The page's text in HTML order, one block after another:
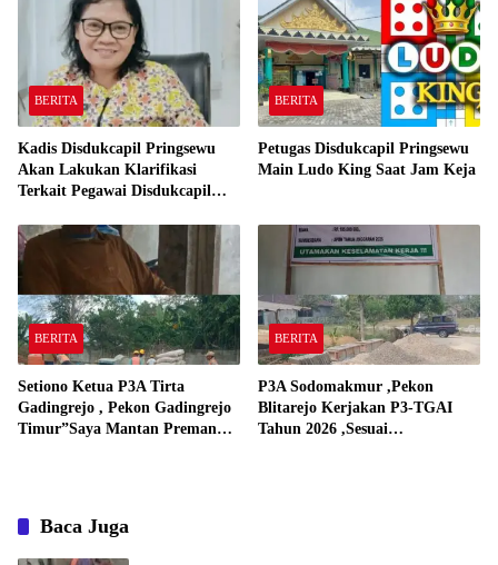
BERITA
Kadis Disdukcapil Pringsewu
Akan Lakukan Klarifikasi
Terkait Pegawai Disdukcapil
Kerja
BERITA
Petugas Disdukcapil Pringsewu
Main Ludo King Saat Jam Keja
BERITA
Setiono Ketua P3A Tirta
Gadingrejo , Pekon Gadingrejo
Timur”Saya Mantan Preman
BERITA
P3A Sodomakmur ,Pekon
Blitarejo Kerjakan P3-TGAI
Tahun 2026 ,Sesuai
Baca Juga